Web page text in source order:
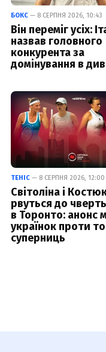
БОКС — 8 СЕРПНЯ 2026, 10:43
Він переміг усіх:
назвав головного
конкурента за
домінування в
ТЕНІС — 8 СЕРПНЯ 2026, 12:00
Світоліна і
рвуться до
в Торонто: анонс
українок проти
суперниць